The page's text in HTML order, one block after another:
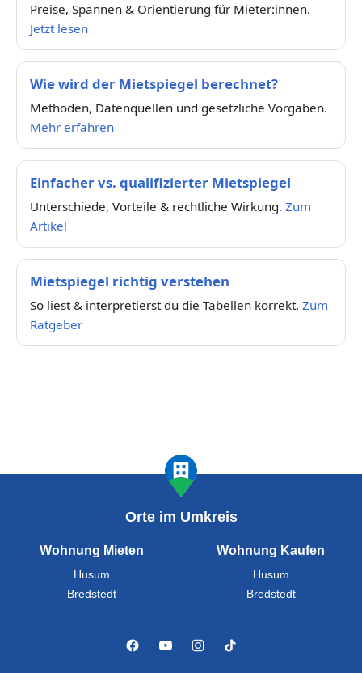
Preise, Spannen & Orientierung für Mieter:innen.
Jetzt lesen
Wie wird der Mietspiegel berechnet?
Methoden, Datenquellen und gesetzliche Vorgaben.
Mehr erfahren
Einfacher vs. qualifizierter Mietspiegel
Unterschiede, Vorteile & rechtliche Wirkung. Zum
Artikel
Mietspiegel richtig verstehen
So liest & interpretierst du die Tabellen korrekt. Zum
Ratgeber
Orte im Umkreis
Wohnung Mieten
Husum
Bredstedt
Wohnung Kaufen
Husum
Bredstedt